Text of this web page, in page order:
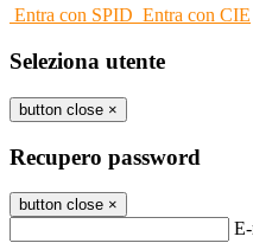
Entra con SPID Entra con CIE
Seleziona utente
button close ×
Recupero password
button close ×